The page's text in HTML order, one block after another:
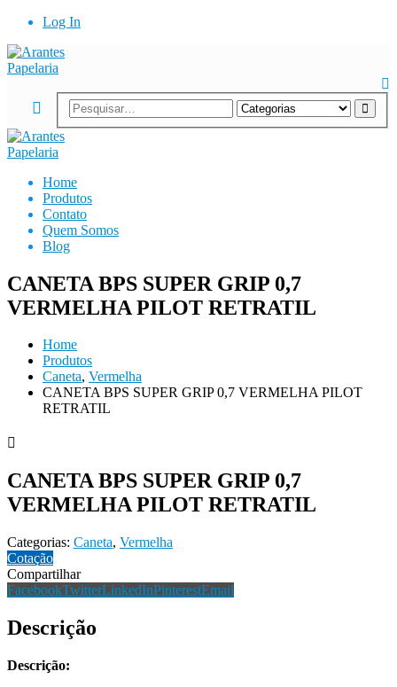
Log In
Home
Produtos
Contato
Quem Somos
Blog
CANETA BPS SUPER GRIP 0,7
VERMELHA PILOT RETRATIL
Home
Produtos
Caneta, Vermelha
CANETA BPS SUPER GRIP 0,7 VERMELHA PILOT
RETRATIL
CANETA BPS SUPER GRIP 0,7
VERMELHA PILOT RETRATIL
Categorias: Caneta, Vermelha
Cotação
Compartilhar
FacebookTwitterLinkedInPinterestEmail
Descrição
Descrição: